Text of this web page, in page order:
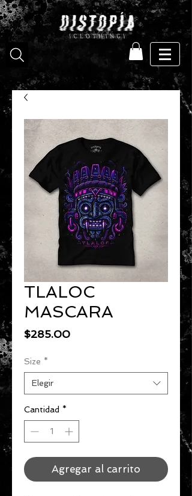
TLALOC
MASCARA
$285.00Precio
Size *
Elegir
Cantidad *
Agregar al carrito